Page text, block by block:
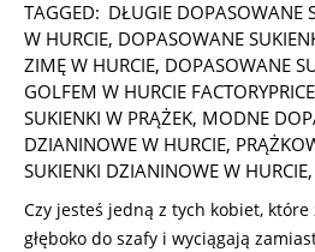
12-
06
TAGGED: DŁUGIE DOPASOWANE
W HURCIE, DOPASOWANE
ZIMĘ W HURCIE, DOPASOWANE
GOLFEM W HURCIE
SUKIENKI W PRĄŻEK, MODNE
DZIANINOWE W HURCIE,
SUKIENKI DZIANINOWE W HURCIE,
Czy jesteś jedną z tych kobiet,
głęboko do szafy i wyciągają